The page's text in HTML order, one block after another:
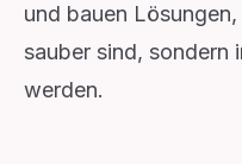
und bauen
sauber sind, sondern
werden.